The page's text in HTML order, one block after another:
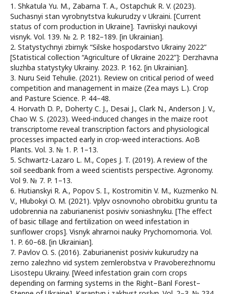
1. Shkatula Yu. M., Zabarna T. A., Ostapchuk R. V. (2023).
Suchasnyi stan vyrobnytstva kukurudzy v Ukraini. [Current
status of corn production in Ukraine]. Tavriiskyi naukovyi
visnyk. Vol. 139. № 2. P. 182–189. [in Ukrainian].
2. Statystychnyi zbirnyk “Silske hospodarstvo Ukrainy 2022”
[Statistical collection “Agriculture of Ukraine 2022”]: Derzhavna
sluzhba statystyky Ukrainy. 2023. P. 162. [in Ukrainian].
3. Nuru Seid Tehulie. (2021). Review on critical period of weed
competition and management in maize (Zea mays L.). Crop
and Pasture Science. P. 44–48.
4. Horvath D. P., Doherty C. J., Desai J., Clark N., Anderson J. V.,
Chao W. S. (2023). Weed-induced changes in the maize root
transcriptome reveal transcription factors and physiological
processes impacted early in crop-weed interactions. AoB
Plants. Vol. 3. № 1. P. 1–13.
5. Schwartz-Lazaro L. M., Copes J. T. (2019). A review of the
soil seedbank from a weed scientists perspective. Agronomy.
Vol 9. № 7. P. 1–13.
6. Hutianskyi R. A., Popov S. I., Kostromitin V. M., Kuzmenko N.
V., Hlubokyi O. M. (2021). Vplyv osnovnoho obrobitku gruntu ta
udobrennia na zaburianenist posiviv soniashnyku. [The effect
of basic tillage and fertilization on weed infestation in
sunflower crops]. Visnyk ahrarnoi nauky Prychornomoria. Vol.
1. P. 60–68. [in Ukrainian].
7. Pavlov O. S. (2016). Zaburianenist posiviv kukurudzy na
zerno zalezhno vid system zemlerobstva v Pravoberezhnomu
Lisostepu Ukrainy. [Weed infestation grain corn crops
depending on farming systems in the Right–Banl Forest–